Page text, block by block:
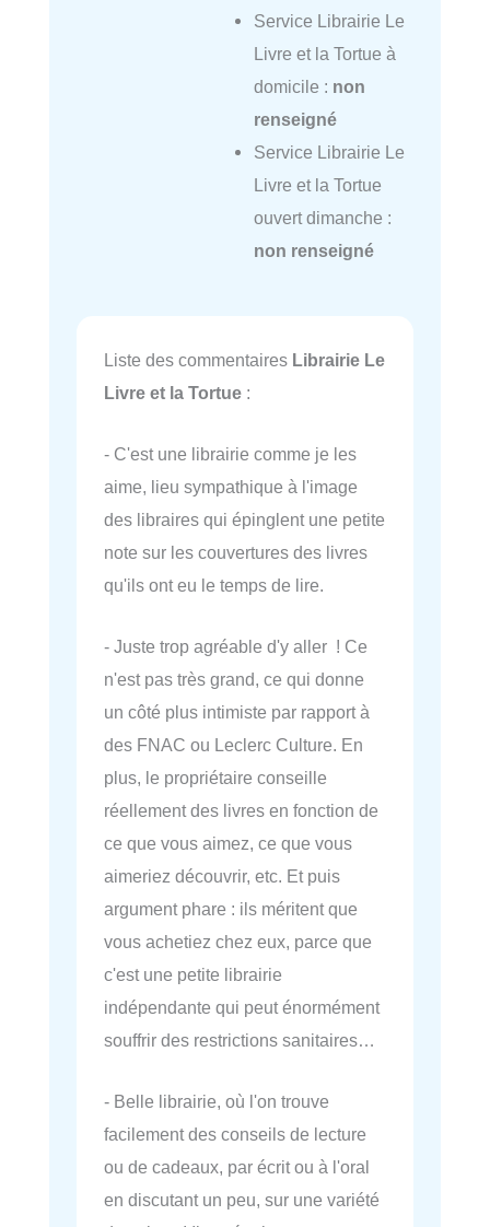
Service Librairie Le
Livre et la Tortue à
domicile : non
renseigné
Service Librairie Le
Livre et la Tortue
ouvert dimanche :
non renseigné
Liste des commentaires Librairie Le
Livre et la Tortue :
- C'est une librairie comme je les
aime, lieu sympathique à l'image
des libraires qui épinglent une petite
note sur les couvertures des livres
qu'ils ont eu le temps de lire.
- Juste trop agréable d'y aller ! Ce
n'est pas très grand, ce qui donne
un côté plus intimiste par rapport à
des FNAC ou Leclerc Culture. En
plus, le propriétaire conseille
réellement des livres en fonction de
ce que vous aimez, ce que vous
aimeriez découvrir, etc. Et puis
argument phare : ils méritent que
vous achetiez chez eux, parce que
c'est une petite librairie
indépendante qui peut énormément
souffrir des restrictions sanitaires…
- Belle librairie, où l'on trouve
facilement des conseils de lecture
ou de cadeaux, par écrit ou à l'oral
en discutant un peu, sur une variété